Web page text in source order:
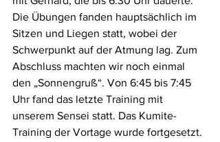
Die Übungen fanden hauptsächlich im
Sitzen und Liegen statt, wobei der
Schwerpunkt auf der Atmung lag. Zum
Abschluss machten wir noch einmal
den „Sonnengruß“. Von 6:45 bis 7:45
Uhr fand das letzte Training mit
unserem Sensei statt. Das Kumite-
Training der Vortage wurde fortgesetzt.